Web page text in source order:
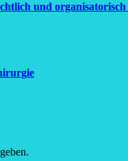
und organisatorisch